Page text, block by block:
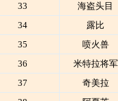
33
海盗头目
34
露比
35
喷火兽
36
米特拉将军
37
奇美拉